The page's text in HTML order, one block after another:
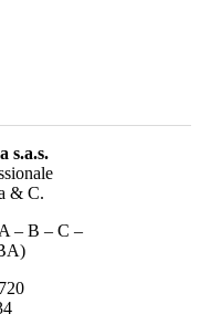
s.a.s.
& C.
– B – C –